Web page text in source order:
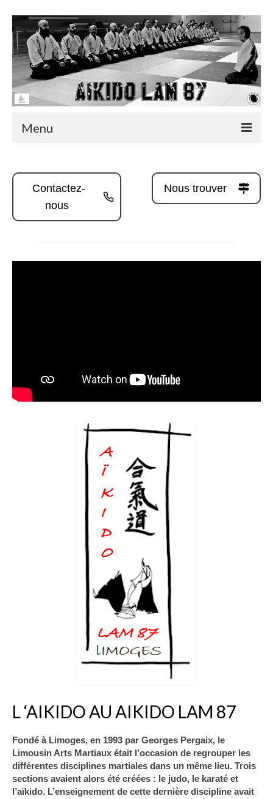
Menu
Actualités
Infos utiles
Vidéos
Contactez-
nous
Nous trouver
L ‘AIKIDO AU AIKIDO LAM 87
Fondé à Limoges, en 1993 par Georges Pergaix, le
Limousin Arts Martiaux était l’occasion de regrouper les
différentes disciplines martiales dans un même lieu. Trois
sections avaient alors été créées : le judo, le karaté et
l’aïkido. L’enseignement de cette dernière discipline avait